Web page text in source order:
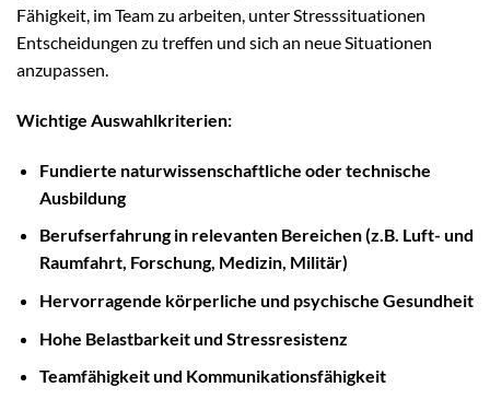
Fähigkeit, im Team zu arbeiten, unter Stresssituationen
Entscheidungen zu treffen und sich an neue Situationen
anzupassen.
Wichtige Auswahlkriterien:
Fundierte naturwissenschaftliche oder technische
Ausbildung
Berufserfahrung in relevanten Bereichen (z.B. Luft- und
Raumfahrt, Forschung, Medizin, Militär)
Hervorragende körperliche und psychische Gesundheit
Hohe Belastbarkeit und Stressresistenz
Teamfähigkeit und Kommunikationsfähigkeit